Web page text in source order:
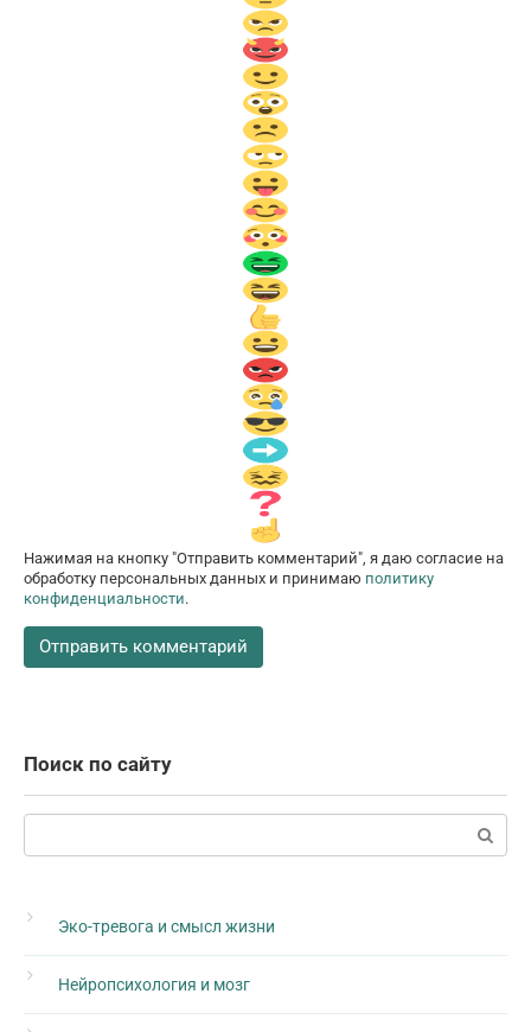
Нажимая на кнопку "Отправить комментарий", я даю согласие на
обработку персональных данных и принимаю политику
конфиденциальности.
Поиск по сайту
Эко-тревога и смысл жизни
Нейропсихология и мозг